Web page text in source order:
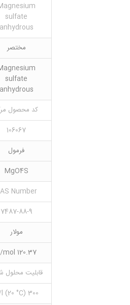
sulfate
anhydrous
مختصر
sulfate
anhydrous
کد محصول
106067
فرمول
MgO4S
Number
7487-88-9
مولار
120.37 g/mol
قابلیت محلول
300 g/l (20 °C)